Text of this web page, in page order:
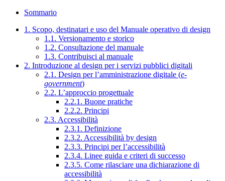
Sommario
1. Scopo, destinatari e uso del Manuale operativo di design
1.1. Versionamento e storico
1.2. Consultazione del manuale
1.3. Contribuisci al manuale
2. Introduzione al design per i servizi pubblici digitali
2.1. Design per l’amministrazione digitale (e-
government)
2.2. L’approccio progettuale
2.2.1. Buone pratiche
2.2.2. Principi
2.3. Accessibilità
2.3.1. Definizione
2.3.2. Accessibilità by design
2.3.3. Principi per l’accessibilità
2.3.4. Linee guida e criteri di successo
2.3.5. Come rilasciare una dichiarazione di
accessibilità